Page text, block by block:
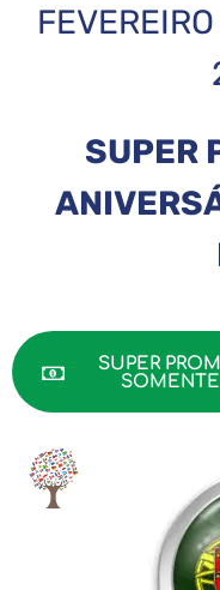
SUPER
SUPER